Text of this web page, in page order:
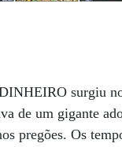
surgiu
de um gigante
pregões. Os